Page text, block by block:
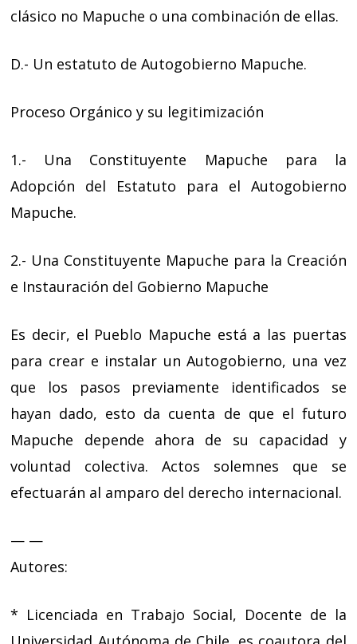
clásico no Mapuche o una combinación de ellas.
D.- Un estatuto de Autogobierno Mapuche.
Proceso Orgánico y su legitimización
1.- Una Constituyente Mapuche para la
Adopción del Estatuto para el Autogobierno
Mapuche.
2.- Una Constituyente Mapuche para la Creación
e Instauración del Gobierno Mapuche
Es decir, el Pueblo Mapuche está a las puertas
para crear e instalar un Autogobierno, una vez
que los pasos previamente identificados se
hayan dado, esto da cuenta de que el futuro
Mapuche depende ahora de su capacidad y
voluntad colectiva. Actos solemnes que se
efectuarán al amparo del derecho internacional.
— —
Autores:
* Licenciada en Trabajo Social, Docente de la